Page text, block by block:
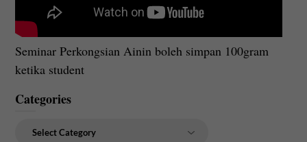
Seminar Perkongsian Ainin boleh simpan 100gram
ketika student
Categories
Categories